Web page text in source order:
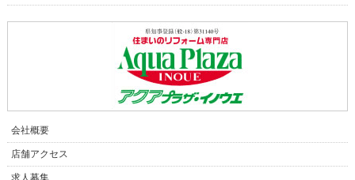
会社概要
店舗アクセス
求人募集